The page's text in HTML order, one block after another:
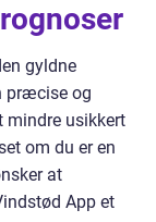
gyldne
præcise og
mindre usikkert
om du er en
at
App et